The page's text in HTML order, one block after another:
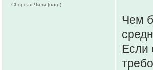
Чем
Если
Сборная Чили (нац.)